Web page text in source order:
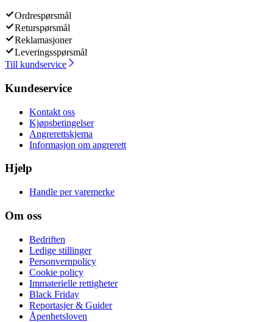
Ordrespørsmål
Returspørsmål
Reklamasjoner
Leveringsspørsmål
Till kundservice
Kundeservice
Kontakt oss
Kjøpsbetingelser
Angrerettskjema
Informasjon om angrerett
Hjelp
Handle per varemerke
Om oss
Bedriften
Ledige stillinger
Personvernpolicy
Cookie policy
Immaterielle rettigheter
Black Friday
Reportasjer & Guider
Åpenhetsloven